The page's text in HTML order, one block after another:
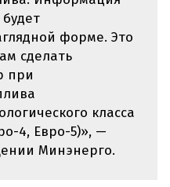
форме. Это
сделать
при
класса
4, Евро-5)», —
Минэнерго.